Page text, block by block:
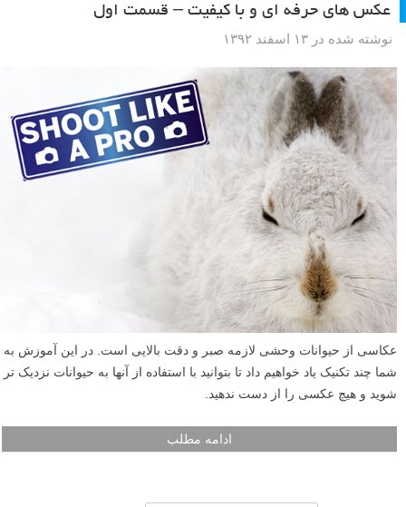
عکس های حرفه ای و با کیفیت – قسمت اول
نوشته شده در ۱۳ اسفند ۱۳۹۲
عکاسی از حیوانات وحشی لازمه صبر و دقت بالایی است. در این آموزش به
شما چند تکنیک یاد خواهیم داد تا بتوانید با استفاده از آنها به حیوانات نزدیک تر
شوید و هیچ عکسی را از دست ندهید.
ادامه مطلب